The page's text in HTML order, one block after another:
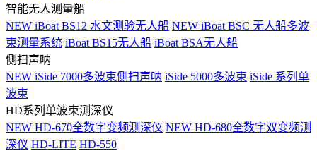
智能无人测量船
NEW iBoat BS12 水文测验无人船 NEW iBoat BSC 无人船多波
束测量系统 iBoat BS15无人船 iBoat BSA无人船
侧扫声呐
NEW iSide 7000多波束侧扫声呐 iSide 5000多波束 iSide 系列单
波束
HD系列单波束测深仪
NEW HD-670全数字变频测深仪 NEW HD-680全数字双变频测
深仪 HD-LITE HD-550